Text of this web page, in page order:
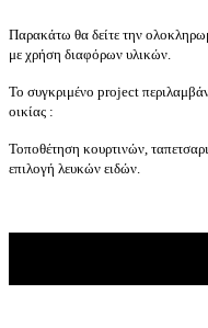
Παρακάτω θα δείτε την
με χρήση διαφόρων υλικών.
Το συγκριμένο project
οικίας :
Τοποθέτηση κουρτινών,
επιλογή λευκών ειδών.